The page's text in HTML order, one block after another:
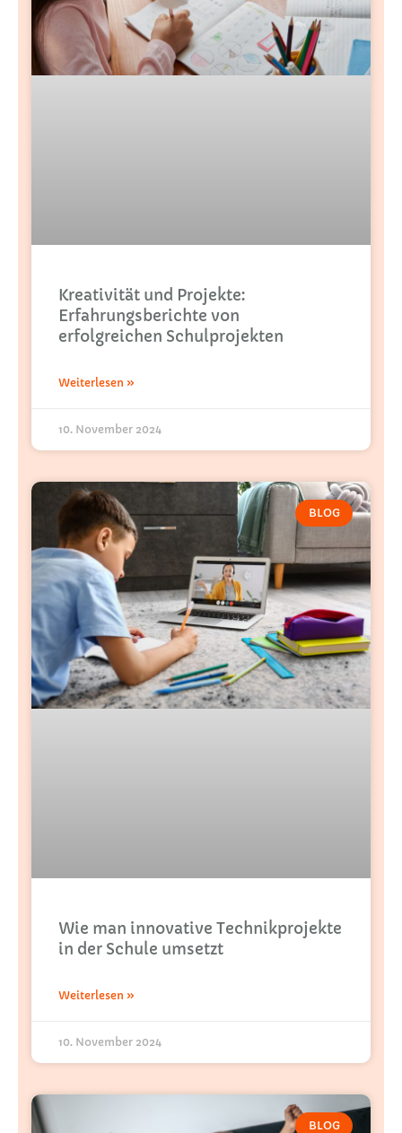
Kreativität und Projekte:
Erfahrungsberichte von
erfolgreichen Schulprojekten
Weiterlesen »
10. November 2024
BLOG
Wie man innovative Technikprojekte
in der Schule umsetzt
Weiterlesen »
10. November 2024
BLOG